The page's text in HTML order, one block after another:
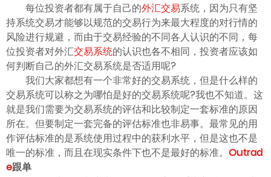
繁體中文
한글
日本語
Tiếng việt
ไทย
每位投资者都有属于自己的外汇交易系统，因为只有坚
持系统交易才能够以规范的交易行为来最大程度的对行情的
风险进行规避，而由于交易经验的不同各人认识的不同，每
位投资者对外汇交易系统的认识也各不相同，投资者应该如
何判断自己的外汇交易系统是否适用呢?
我们大家都想有一个非常好的交易系统，但是什么样的
交易系统可以称之为哪怕是好的交易系统呢?我也不知道。这
就是我们需要为交易系统的评估和比较制定一套标准的原因
所在。但要制定一套完备的评估标准也非易事。最常见的用
作评估标准的是系统使用过程中的获利水平，但是这也不是
唯一的标准，而且在现实条件下也不是最好的标准。 Outrad
e跟单